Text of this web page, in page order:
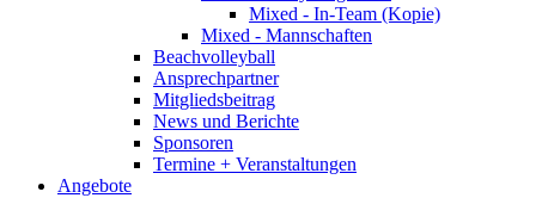
Mixed - In-Team (Kopie)
Mixed - Mannschaften
Beachvolleyball
Ansprechpartner
Mitgliedsbeitrag
News und Berichte
Sponsoren
Termine + Veranstaltungen
Angebote